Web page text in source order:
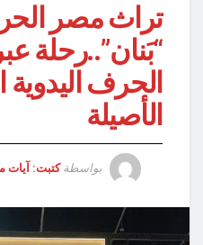
تراث مصر
“بَنان”..رحلة
الحرف
الأصيلة
بواسطة كتبت: